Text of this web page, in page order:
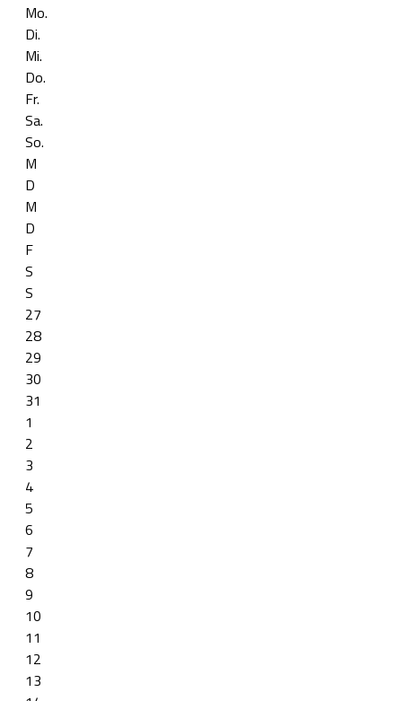
Mo.
Di.
Mi.
Do.
Fr.
Sa.
So.
M
D
M
D
F
S
S
27
28
29
30
31
1
2
3
4
5
6
7
8
9
10
11
12
13